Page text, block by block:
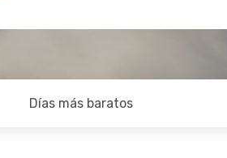
Días más baratos